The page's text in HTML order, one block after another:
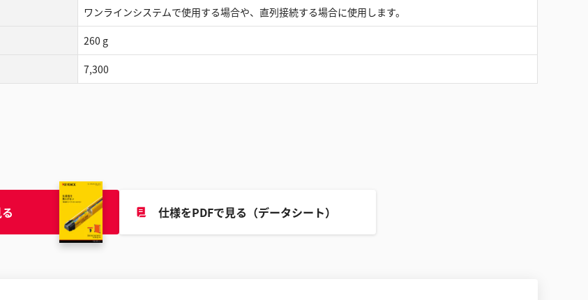
ワンラインシステムで使用する場合や、直列接続する場合に使用します。
260 g
7,300
仕様をPDFで見る（データシート）